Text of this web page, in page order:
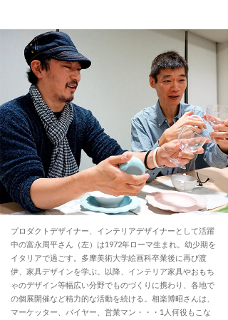
プロダクトデザイナー、インテリアデザイナーとして活躍
中の富永周平さん（左）は1972年ローマ生まれ。幼少期を
イタリアで過ごす。多摩美術大学絵画科卒業後に再び渡
伊、家具デザインを学ぶ。以降、インテリア家具やおもち
ゃのデザイン等幅広い分野でものづくりに携わり、各地で
の個展開催など精力的な活動を続ける。相楽博昭さんは、
マーケッター、バイヤー、営業マン・・・1人何役もこな